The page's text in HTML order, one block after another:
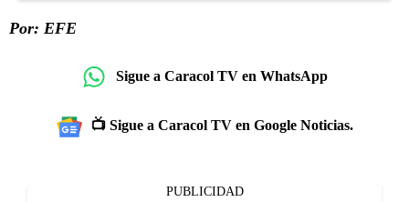
Por: EFE
Sigue a Caracol TV en WhatsApp
📺 Sigue a Caracol TV en Google Noticias.
PUBLICIDAD